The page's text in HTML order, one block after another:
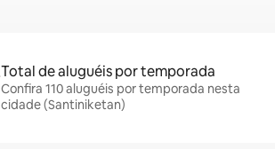
Total de aluguéis por temporada
Confira 110 aluguéis por temporada nesta
cidade (Santiniketan)